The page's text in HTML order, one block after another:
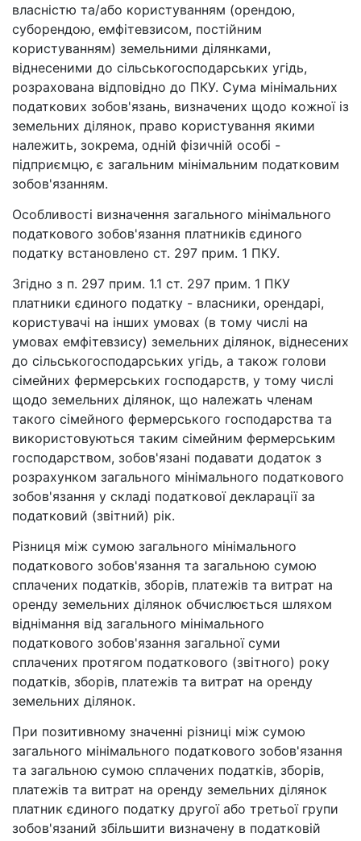
власністю та/або користуванням (орендою,
суборендою, емфітевзисом, постійним
користуванням) земельними ділянками,
віднесеними до сільськогосподарських угідь,
розрахована відповідно до ПКУ. Сума мінімальних
податкових зобов'язань, визначених щодо кожної із
земельних ділянок, право користування якими
належить, зокрема, одній фізичній особі -
підприємцю, є загальним мінімальним податковим
зобов'язанням.
Особливості визначення загального мінімального
податкового зобов'язання платників єдиного
податку встановлено ст. 297 прим. 1 ПКУ.
Згідно з п. 297 прим. 1.1 ст. 297 прим. 1 ПКУ
платники єдиного податку - власники, орендарі,
користувачі на інших умовах (в тому числі на
умовах емфітевзису) земельних ділянок, віднесених
до сільськогосподарських угідь, а також голови
сімейних фермерських господарств, у тому числі
щодо земельних ділянок, що належать членам
такого сімейного фермерського господарства та
використовуються таким сімейним фермерським
господарством, зобов'язані подавати додаток з
розрахунком загального мінімального податкового
зобов'язання у складі податкової декларації за
податковий (звітний) рік.
Різниця між сумою загального мінімального
податкового зобов'язання та загальною сумою
сплачених податків, зборів, платежів та витрат на
оренду земельних ділянок обчислюється шляхом
віднімання від загального мінімального
податкового зобов'язання загальної суми
сплачених протягом податкового (звітного) року
податків, зборів, платежів та витрат на оренду
земельних ділянок.
При позитивному значенні різниці між сумою
загального мінімального податкового зобов'язання
та загальною сумою сплачених податків, зборів,
платежів та витрат на оренду земельних ділянок
платник єдиного податку другої або третьої групи
зобов'язаний збільшити визначену в податковій